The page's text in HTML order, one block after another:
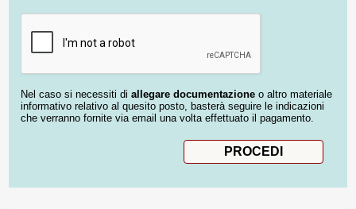
Nel caso si necessiti di allegare documentazione o altro materiale
informativo relativo al quesito posto, basterà seguire le indicazioni
che verranno fornite via email una volta effettuato il pagamento.